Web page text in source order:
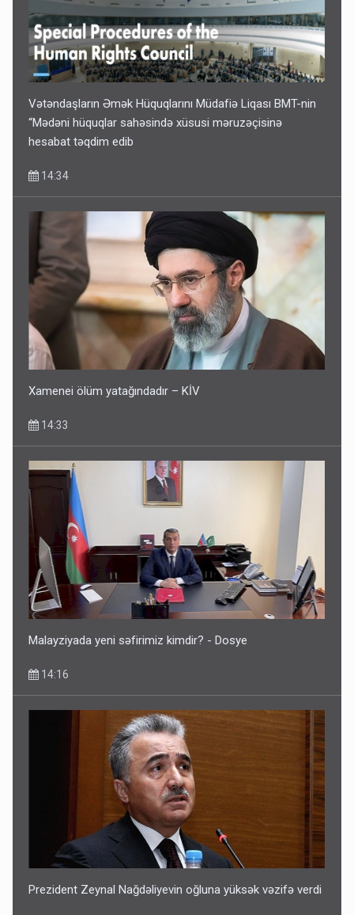
Media və Yayım Şurasına əlavə hüquq və vəzifələr verilib
13:24
Kartdan karta istədiyiniz qədər köçürmə edə bilərsiniz -
VİDEO
11:06
Vətəndaşların Əmək Hüquqlarını Müdafiə Liqası BMT-nin
“Mədəni hüquqlar sahəsində xüsusi məruzəçisinə
hesabat təqdim edib
14:34
Xamenei ölüm yatağındadır – KİV
14:33
Malayziyada yeni səfirimiz kimdir? - Dosye
14:16
Prezident Zeynal Nağdəliyevin oğluna yüksək vəzifə verdi